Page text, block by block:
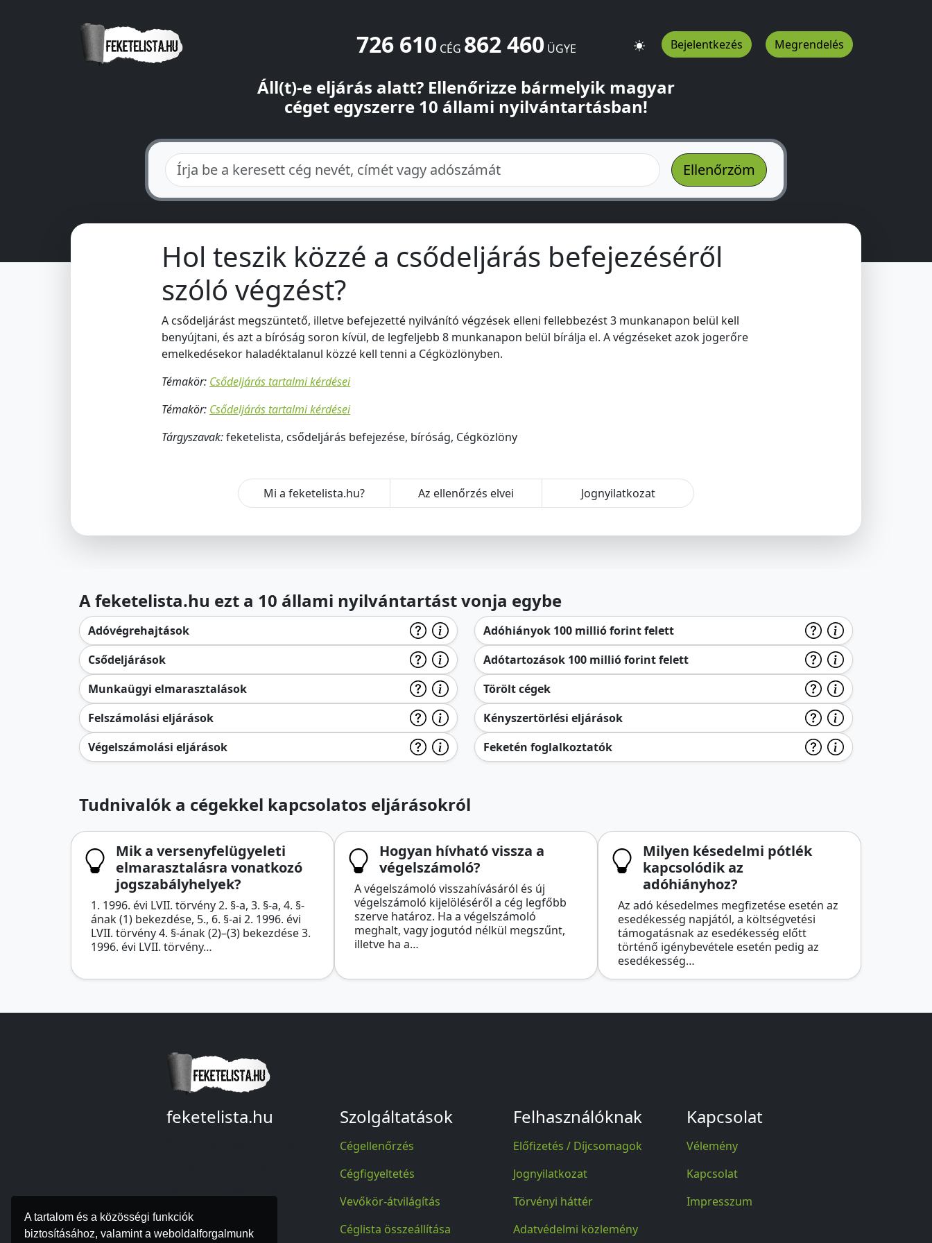
A tartalom és a közösségi funkciók
biztosításához, valamint a weboldalforgalmunk
726 610CÉG 862 460ÜGYE Bejelentkezés Megrendelés
Áll(t)-e eljárás alatt? Ellenőrizze bármelyik magyar
céget egyszerre 10 állami nyilvántartásban!
Hol teszik közzé a csődeljárás befejezéséről
szóló végzést?
A csődeljárást megszüntető, illetve befejezetté nyilvánító végzések elleni fellebbezést 3 munkanapon belül kell
benyújtani, és azt a bíróság soron kívül, de legfeljebb 8 munkanapon belül bírálja el. A végzéseket azok jogerőre
emelkedésekor haladéktalanul közzé kell tenni a Cégközlönyben.
Témakör: Csődeljárás tartalmi kérdései
Témakör: Csődeljárás tartalmi kérdései
Tárgyszavak:feketelista, csődeljárás befejezése, bíróság, Cégközlöny
Mi a feketelista.hu? Az ellenőrzés elvei Jognyilatkozat
A feketelista.hu ezt a 10 állami nyilvántartást vonja egybe
Adóvégrehajtások
Csődeljárások
Munkaügyi elmarasztalások
Felszámolási eljárások
Végelszámolási eljárások
Adóhiányok 100 millió forint felett
Adótartozások 100 millió forint felett
Törölt cégek
Kényszertörlési eljárások
Feketén foglalkoztatók
Tudnivalók a cégekkel kapcsolatos eljárásokról
Mik a versenyfelügyeleti
elmarasztalásra vonatkozó
jogszabályhelyek?
1. 1996. évi LVII. törvény 2. §-a, 3. §-a, 4. §-
ának (1) bekezdése, 5., 6. §-ai 2. 1996. évi
LVII. törvény 4. §-ának (2)–(3) bekezdése 3.
1996. évi LVII. törvény…
Hogyan hívható vissza a
végelszámoló?
A végelszámoló visszahívásáról és új
végelszámoló kijelöléséről a cég legfőbb
szerve határoz. Ha a végelszámoló
meghalt, vagy jogutód nélkül megszűnt,
illetve ha a…
Milyen késedelmi pótlék
kapcsolódik az
adóhiányhoz?
Az adó késedelmes megfizetése esetén az
esedékesség napjától, a költségvetési
támogatásnak az esedékesség előtt
történő igénybevétele esetén pedig az
esedékesség…
feketelista.hu
hozatalakor a forrás közlése
kötelező!
Szolgáltatások
Cégellenőrzés
Cégfigyeltetés
Vevőkör-átvilágítás
Céglista összeállítása
Felhasználóknak
Előfizetés / Díjcsomagok
Jognyilatkozat
Törvényi háttér
Adatvédelmi közlemény
Kapcsolat
Vélemény
Kapcsolat
Impresszum